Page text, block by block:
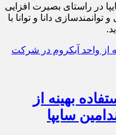
در راستای بصیرت افزایی
دانا و توانا با
بهینه از
سایپا